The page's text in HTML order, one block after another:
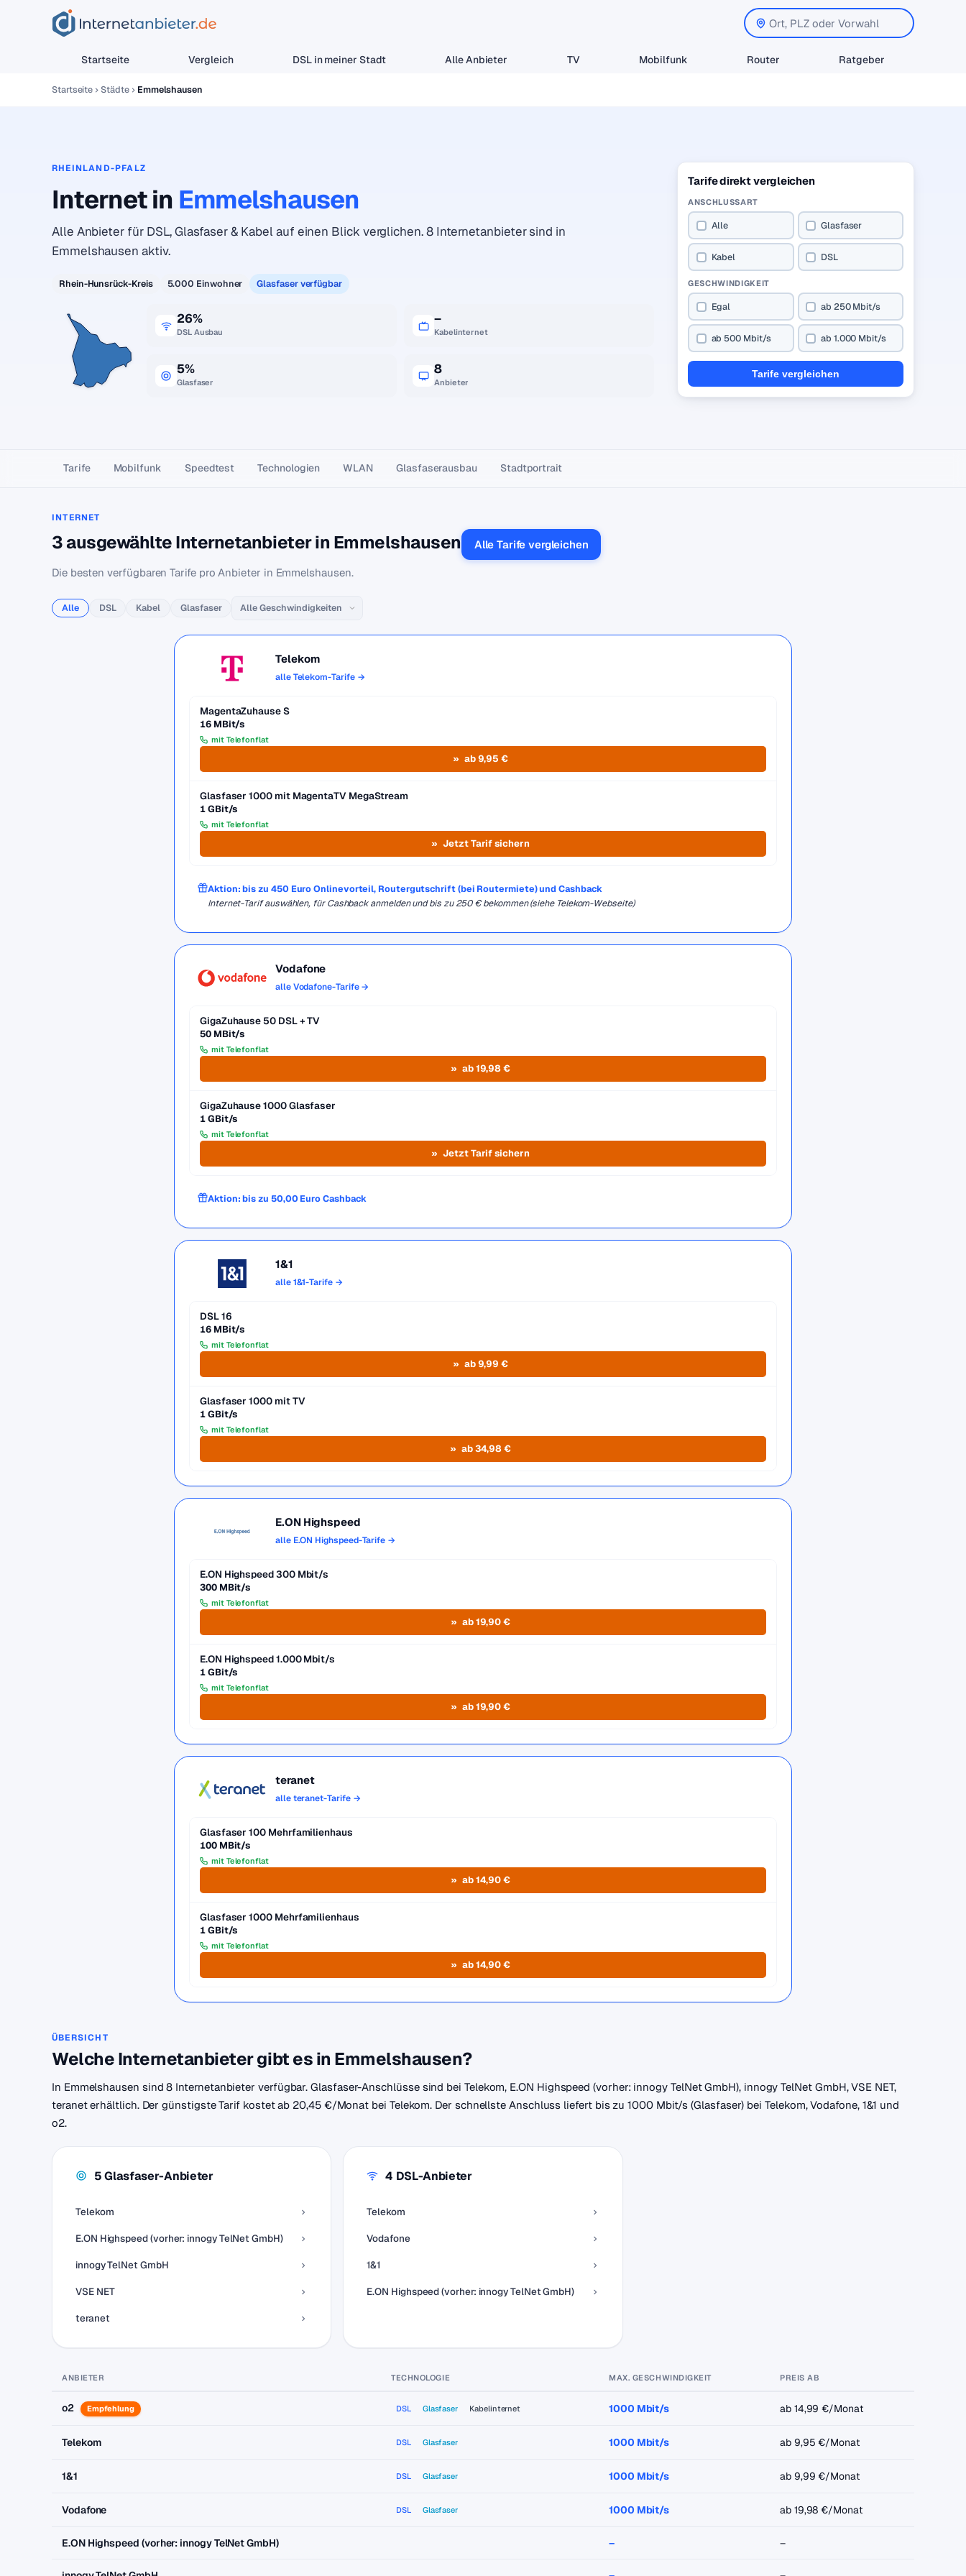
Startseite Vergleich DSL in meiner Stadt Alle Anbieter TV Mobilfunk Router Ratgeber
Startseite Städte Emmelshausen
RHEINLAND-PFALZ
Internet in Emmelshausen
Alle Anbieter für DSL, Glasfaser & Kabel auf einen Blick verglichen. 8 Internetanbieter sind in
Emmelshausen aktiv.
Rhein-Hunsrück-Kreis 5.000 Einwohner Glasfaser verfügbar
26%
DSL Ausbau
–
Kabelinternet
5%
Glasfaser
8
Anbieter
Tarife direkt vergleichen
ANSCHLUSSART
Alle Glasfaser
Kabel DSL
GESCHWINDIGKEIT
Egal ab 250 Mbit/s
ab 500 Mbit/s ab 1.000 Mbit/s
Tarife vergleichen
Tarife Mobilfunk Speedtest Technologien WLAN Glasfaser­ausbau Stadtportrait
INTERNET
3 ausgewählte Internetanbieter in Emmelshausen Alle Tarife vergleichen
Die besten verfügbaren Tarife pro Anbieter in Emmelshausen.
Alle DSL Kabel Glasfaser
Telekom
alle Telekom-Tarife →
MagentaZuhause S
16 MBit/s
mit Telefonflat
ab 9,95 €
Glasfaser 1000 mit MagentaTV MegaStream
1 GBit/s
mit Telefonflat
Jetzt Tarif sichern
Aktion: bis zu 450 Euro Onlinevorteil, Routergutschrift (bei Routermiete) und Cashback
Internet-Tarif auswählen, für Cashback anmelden und bis zu 250 € bekommen (siehe Telekom-Webseite)
Vodafone
alle Vodafone-Tarife →
GigaZuhause 50 DSL + TV
50 MBit/s
mit Telefonflat
ab 19,98 €
GigaZuhause 1000 Glasfaser
1 GBit/s
mit Telefonflat
Jetzt Tarif sichern
Aktion: bis zu 50,00 Euro Cashback
1&1
alle 1&1-Tarife →
DSL 16
16 MBit/s
mit Telefonflat
ab 9,99 €
Glasfaser 1000 mit TV
1 GBit/s
mit Telefonflat
ab 34,98 €
E.ON Highspeed
alle E.ON Highspeed-Tarife →
E.ON Highspeed 300 Mbit/s
300 MBit/s
mit Telefonflat
ab 19,90 €
E.ON Highspeed 1.000 Mbit/s
1 GBit/s
mit Telefonflat
ab 19,90 €
teranet
alle teranet-Tarife →
Glasfaser 100 Mehrfamilienhaus
100 MBit/s
mit Telefonflat
ab 14,90 €
Glasfaser 1000 Mehrfamilienhaus
1 GBit/s
mit Telefonflat
ab 14,90 €
ÜBERSICHT
Welche Internetanbieter gibt es in Emmelshausen?
In Emmelshausen sind 8 Internetanbieter verfügbar. Glasfaser-Anschlüsse sind bei Telekom, E.ON Highspeed (vorher: innogy TelNet GmbH), innogy TelNet GmbH, VSE NET,
teranet erhältlich. Der günstigste Tarif kostet ab 20,45 €/Monat bei Telekom. Der schnellste Anschluss liefert bis zu 1000 Mbit/s (Glasfaser) bei Telekom, Vodafone, 1&1 und
o2.
5 Glasfaser-Anbieter
Telekom
E.ON Highspeed (vorher: innogy TelNet GmbH)
innogy TelNet GmbH
VSE NET
teranet
4 DSL-Anbieter
Telekom
Vodafone
1&1
E.ON Highspeed (vorher: innogy TelNet GmbH)
ANBIETER TECHNOLOGIE MAX. GESCHWINDIGKEIT PREIS AB
o2 Empfehlung DSL Glasfaser Kabelinternet 1000 Mbit/s ab 14,99 €/Monat
Telekom DSL Glasfaser 1000 Mbit/s ab 9,95 €/Monat
1&1 DSL Glasfaser 1000 Mbit/s ab 9,99 €/Monat
Vodafone DSL Glasfaser 1000 Mbit/s ab 19,98 €/Monat
E.ON Highspeed (vorher: innogy TelNet GmbH) – –